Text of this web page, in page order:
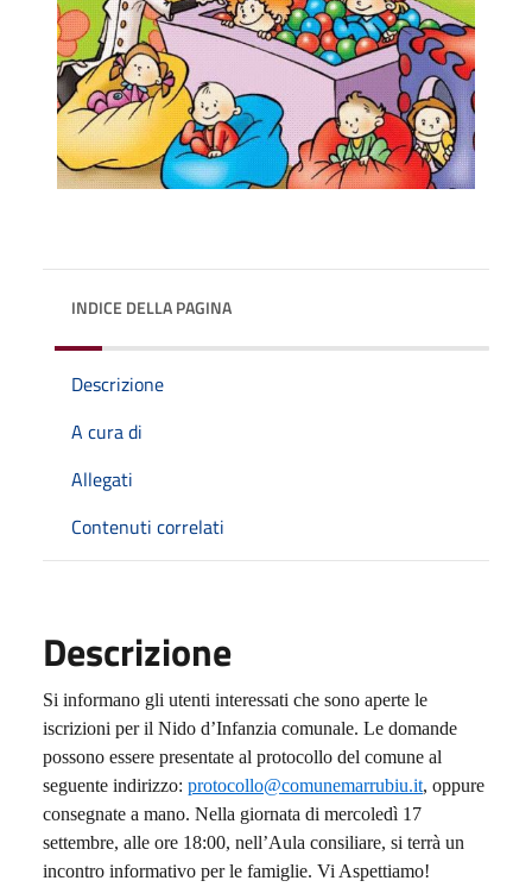
INDICE DELLA PAGINA
Descrizione
A cura di
Allegati
Contenuti correlati
Descrizione
Si informano gli utenti interessati che sono aperte le
iscrizioni per il Nido d’Infanzia comunale. Le domande
possono essere presentate al protocollo del comune al
seguente indirizzo: protocollo@comunemarrubiu.it, oppure
consegnate a mano. Nella giornata di mercoledì 17
settembre, alle ore 18:00, nell’Aula consiliare, si terrà un
incontro informativo per le famiglie. Vi Aspettiamo!